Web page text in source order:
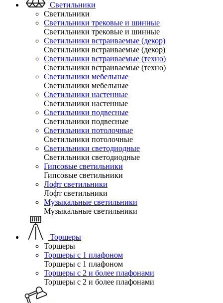
Светильники
Светильники
Светильники трековые и шинные
Светильники трековые и шинные
Светильники встраиваемые (декор)
Светильники встраиваемые (декор)
Светильники встраиваемые (техно)
Светильники встраиваемые (техно)
Светильники мебельные
Светильники мебельные
Светильники настенные
Светильники настенные
Светильники подвесные
Светильники подвесные
Светильники потолочные
Светильники потолочные
Светильники светодиодные
Светильники светодиодные
Гипсовые светильники
Гипсовые светильники
Лофт светильники
Лофт светильники
Музыкальные светильники
Музыкальные светильники
Торшеры
Торшеры
Торшеры с 1 плафоном
Торшеры с 1 плафоном
Торшеры с 2 и более плафонами
Торшеры с 2 и более плафонами